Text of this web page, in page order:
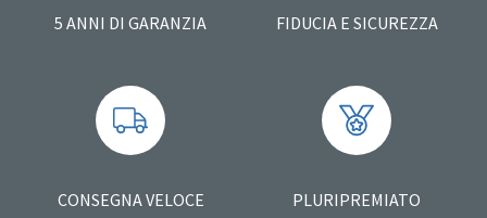
5 ANNI DI GARANZIA FIDUCIA E SICUREZZA
CONSEGNA VELOCE PLURIPREMIATO